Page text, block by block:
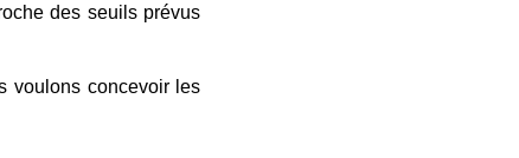
des seuils prévus
voulons concevoir les